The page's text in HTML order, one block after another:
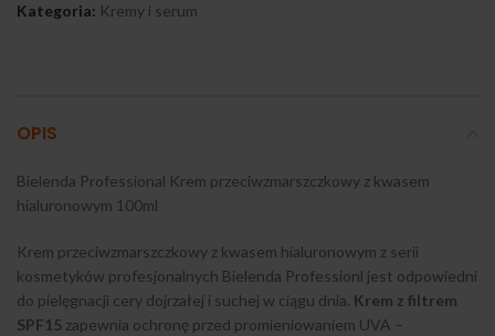
Kategoria: Kremy i serum
OPIS
Bielenda Professional Krem przeciwzmarszczkowy z kwasem
hialuronowym 100ml
Krem przeciwzmarszczkowy z kwasem hialuronowym z serii
kosmetyków profesjonalnych Bielenda Professionl jest odpowiedni
do pielęgnacji cery dojrzałej i suchej w ciągu dnia. Krem z filtrem
SPF15 zapewnia ochronę przed promieniowaniem UVA –